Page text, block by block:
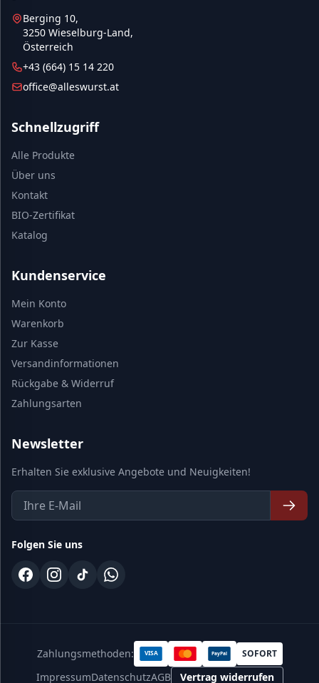
Berging 10,
3250 Wieselburg-Land,
Österreich
+43 (664) 15 14 220
office@alleswurst.at
Schnellzugriff
Alle Produkte
Über uns
Kontakt
BIO-Zertifikat
Katalog
Kundenservice
Mein Konto
Warenkorb
Zur Kasse
Versandinformationen
Rückgabe & Widerruf
Zahlungsarten
Newsletter
Erhalten Sie exklusive Angebote und Neuigkeiten!
Folgen Sie uns
Zahlungsmethoden: VISA PayPal SOFORT
ImpressumDatenschutzAGB Vertrag widerrufen